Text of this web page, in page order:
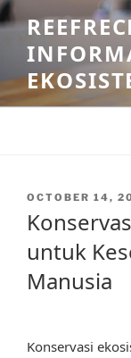
Skip
to
content
POSTED
OCTOBER 14,
untuk
Manusia
Konservasi